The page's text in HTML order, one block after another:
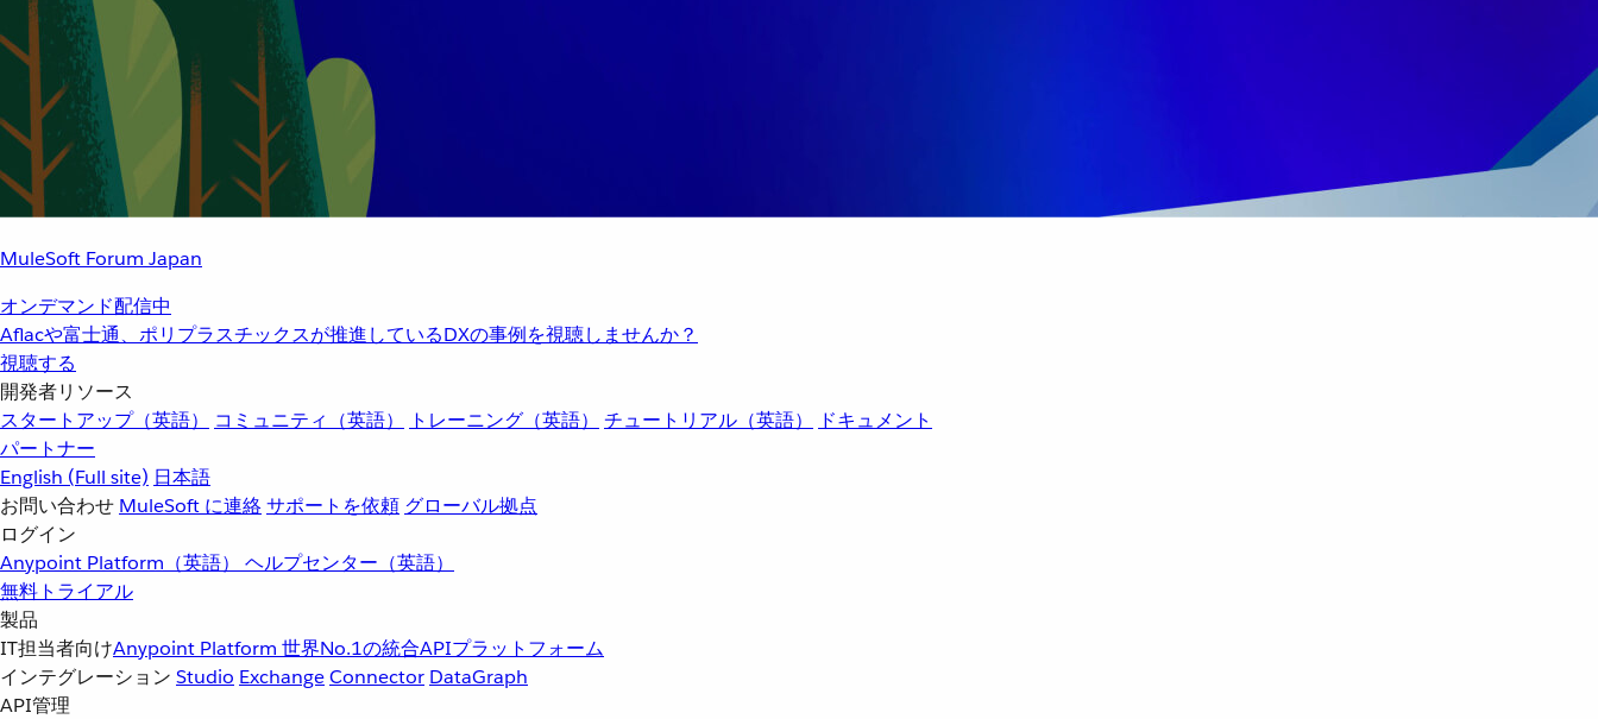
MuleSoft Forum Japan
オンデマンド配信中
Aflacや富士通、ポリプラスチックスが推進しているDXの事例を視聴しませんか？
視聴する
開発者リソース
スタートアップ（英語）
コミュニティ（英語） トレーニング（英語） チュートリアル（英語）
ドキュメント
パートナー
English (Full site) 日本語
お問い合わせ MuleSoft に連絡サポートを依頼 グローバル拠点
ログイン
Anypoint Platform（英語） ヘルプセンター（英語）
無料トライアル
製品
IT担当者向けAnypoint Platform 世界No.1の統合APIプラットフォーム
インテグレーション Studio ExchangeConnector DataGraph
API管理